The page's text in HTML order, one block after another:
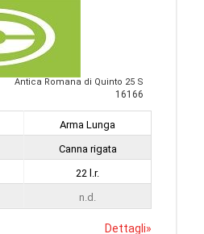
Antica Romana di Quinto 25 S
16166
Arma Lunga
Canna rigata
22 l.r.
n.d.
Dettagli»